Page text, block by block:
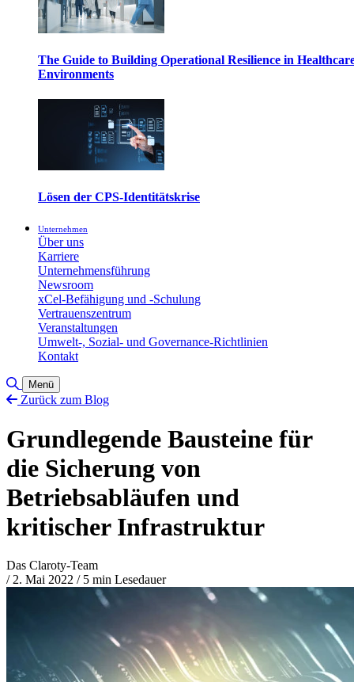
The Guide to Building Operational Resilience in
Environments
Lösen der CPS-Identitätskrise
Unternehmen
Über uns
Karriere
Unternehmensführung
Newsroom
xCel-Befähigung und -Schulung
Vertrauenszentrum
Veranstaltungen
Umwelt-, Sozial- und Governance-Richtlinien
Kontakt
Toggle Search
Menü
Zurück zum Blog
Grundlegende Bausteine für
die Sicherung von
Betriebsabläufen und
kritischer Infrastruktur
Das Claroty-Team
/ 2. Mai 2022 /5 min Lesedauer